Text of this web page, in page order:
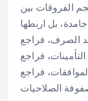
الفروقات بين
بل اربطها
الصرف، فراجع
فراجع
فراجع